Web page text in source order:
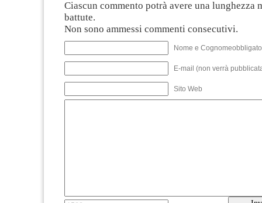
Ciascun commento potrà avere una lunghezza
battute.
Non sono ammessi commenti consecutivi.
Nome e
E-mail (non verrà
Sito Web